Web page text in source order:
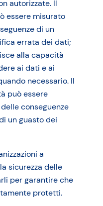
autorizzate. Il
essere misurato
di un
errata dei dati;
alla capacità
ai dati e ai
necessario. Il
può essere
conseguenze
un guasto dei
a
sicurezza delle
per garantire che
protetti.